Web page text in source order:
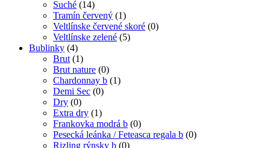
Suché (14)
Tramín červený (1)
Veltlínske červené skoré (0)
Veltlínske zelené (5)
Bublinky (4)
Brut (1)
Brut nature (0)
Chardonnay b (1)
Demi Sec (0)
Dry (0)
Extra dry (1)
Frankovka modrá b (0)
Pesecká leánka / Feteasca regala b (0)
Rizling rýnsky b (0)